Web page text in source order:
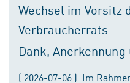
Wechsel im Vorsitz
Verbraucherrats
Dank,
( 2026-07-06 ) Im